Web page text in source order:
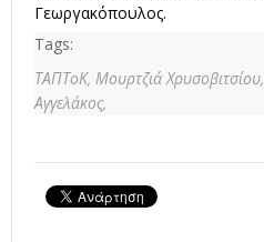
Γεωργακόπουλος.
Tags:
ΤΑΠΤοΚ, Μουρτζιά Χρυσοβιτσίου,
Αγγελάκος,